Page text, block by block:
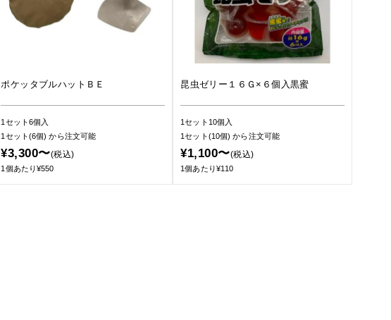
ポケッタブルハットＢＥ
1セット6個入
1セット(6個)から注文可能
¥3,300〜(税込)
1個あたり¥550
昆虫ゼリー１６Ｇ×６個入黒蜜
1セット10個入
1セット(10個)から注文可能
¥1,100〜(税込)
1個あたり¥110